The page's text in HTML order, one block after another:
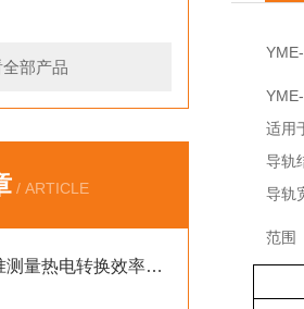
部产品
/ ARTICLE
热电堆功率计精准测量热电转换效率的理想工具
适用
导轨
导轨
范围